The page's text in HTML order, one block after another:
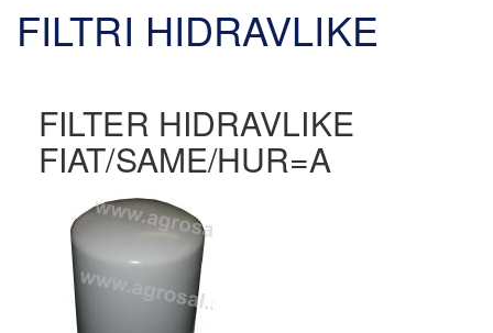
FILTRI HIDRAVLIKE
FILTER HIDRAVLIKE
FIAT/SAME/HUR=A